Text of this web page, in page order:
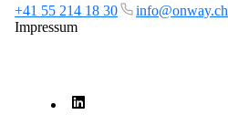
on1700
+41 55 214 18 30
info@onway.ch
Impressum